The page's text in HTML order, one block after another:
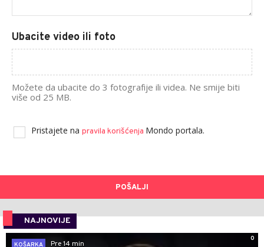
Ubacite video ili foto
Možete da ubacite do 3 fotografije ili videa. Ne smije biti
više od 25 MB.
Pristajete na pravila korišćenja Mondo portala.
POŠALJI
NAJNOVIJE
0
KOŠARKA
Pre 14 min